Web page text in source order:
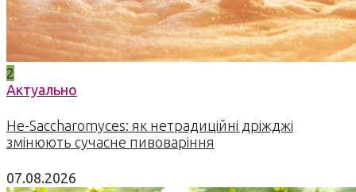
2
Актуально
Не-Saccharomyces: як нетрадиційні дріжджі
змінюють сучасне пивоваріння
07.08.2026